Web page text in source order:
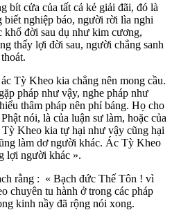
bít cửa của tất cả kẻ giải đãi, đó là
biết nghiệp báo, người rời lìa nghi
khổ đời sau dụ như kim cương,
thấy lợi đời sau, người chẳng sanh
Tỳ Kheo kia chẳng nên mong cầu.
pháp như vậy, nghe pháp như
thâm pháp nên phỉ báng. Họ cho
nói, là của luận sư làm, hoặc của
Kheo kia tự hại như vậy cũng hại
làm dơ người khác. Ác Tỳ Kheo
lợi người khác ».
rằng : « Bạch đức Thế Tôn ! vì
chuyên tu hành ở trong các pháp
kinh nầy đã rộng nói xong.